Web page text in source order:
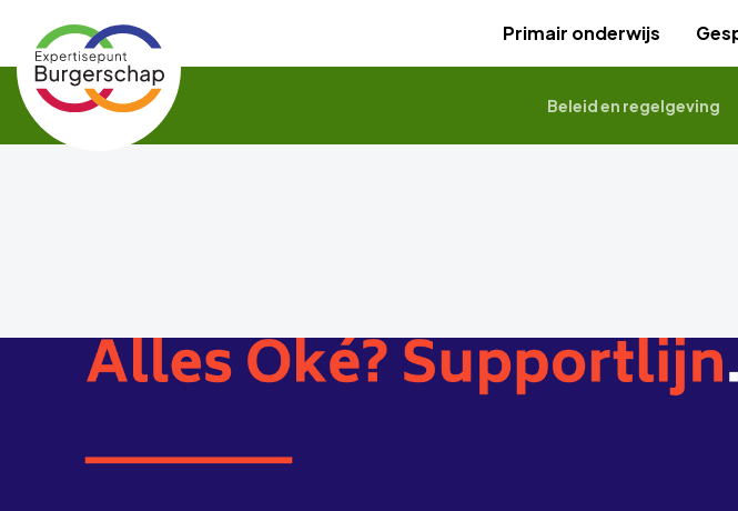
Expertisepunt
Burgerschap
Primair onderwijs
Beleid en regelgeving